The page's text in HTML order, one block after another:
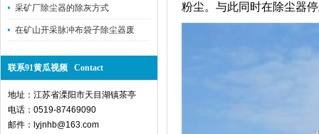
采矿厂除尘器的除灰方式
在矿山开采脉冲布袋子除尘器废
联系91黄瓜视频 Contact
地址：江苏省溧阳市天目湖镇茶亭
电话：0519-87469090
邮件：lyjnhb@163.com
粉尘。与此同时在除尘器